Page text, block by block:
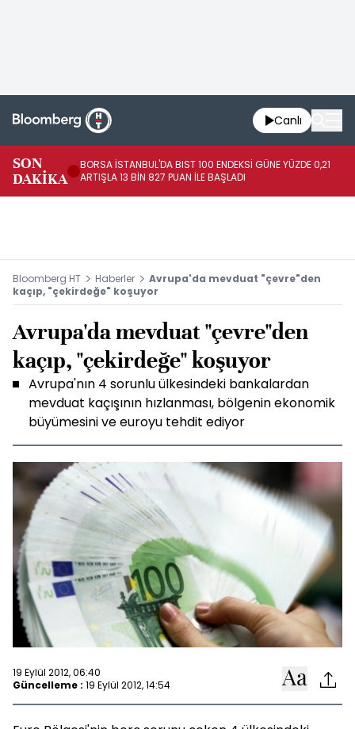
Canlı
SON
DAKİKA
BORSA İSTANBUL'DA BIST 100 ENDEKSİ GÜNE YÜZDE 0,21
ARTIŞLA 13 BİN 827 PUAN İLE BAŞLADI
Bloomberg HT Haberler
Avrupa'da mevduat "çevre"den
kaçıp, "çekirdeğe" koşuyor
Avrupa'da mevduat "çevre"den
kaçıp, "çekirdeğe" koşuyor
Avrupa'nın 4 sorunlu ülkesindeki bankalardan
mevduat kaçışının hızlanması, bölgenin ekonomik
büyümesini ve euroyu tehdit ediyor
19 Eylül 2012, 06:40
Güncelleme : 19 Eylül 2012, 14:54